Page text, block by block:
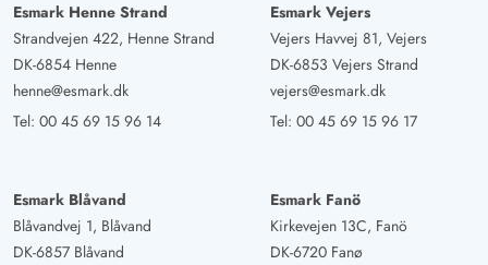
Esmark Henne Strand
Strandvejen 422, Henne Strand
DK-6854 Henne
henne@esmark.dk
Tel: 00 45 69 15 96 14
Esmark Vejers
Vejers Havvej 81, Vejers
DK-6853 Vejers Strand
vejers@esmark.dk
Tel: 00 45 69 15 96 17
Esmark Blåvand
Blåvandvej 1, Blåvand
DK-6857 Blåvand
Esmark Fanö
Kirkevejen 13C, Fanö
DK-6720 Fanø